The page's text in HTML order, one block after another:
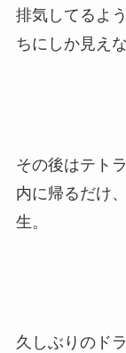
排気してるよ
ちにしか見え
その後はテト
内に帰るだけ
生。
久しぶりのド